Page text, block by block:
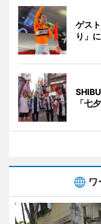
ゲス
り」
「七